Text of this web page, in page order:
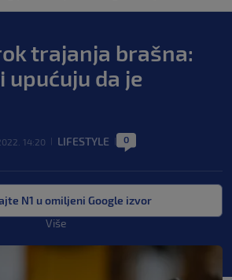
trajanja brašna:
upućuju da je
14:20 LIFESTYLE 0
N1 u omiljeni Google izvor
Više